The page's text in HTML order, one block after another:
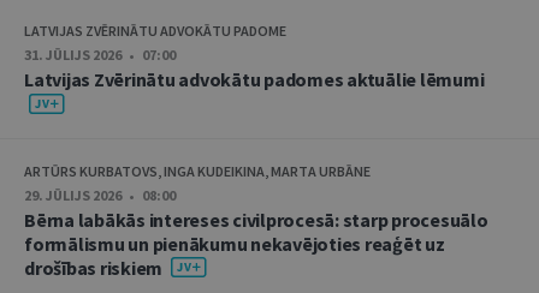
LATVIJAS ZVĒRINĀTU ADVOKĀTU PADOME
31. JŪLIJS 2026 • 07:00
Latvijas Zvērinātu advokātu padomes aktuālie lēmumi
ARTŪRS KURBATOVS, INGA KUDEIKINA, MARTA URBĀNE
29. JŪLIJS 2026 • 08:00
Bērna labākās intereses civilprocesā: starp procesuālo
formālismu un pienākumu nekavējoties reaģēt uz
drošības riskiem